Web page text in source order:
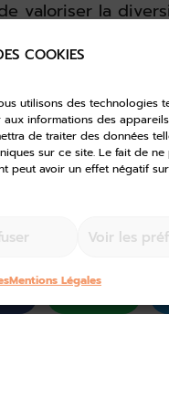
COOKIES
utilisons des technologies
informations des
de traiter des données
sur ce site. Le fait de ne
peut avoir un effet négatif
Voir les
Mentions Légales
valoriser la
et
qui n’ont rien à
440 trouve toute
tourbeuses
de 194 km
!